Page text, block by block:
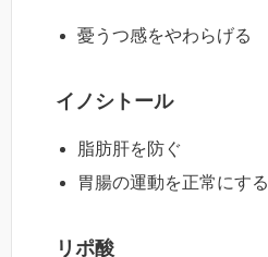
憂うつ感をやわらげる
イノシトール
脂肪肝を防ぐ
胃腸の運動を正常にする
リポ酸